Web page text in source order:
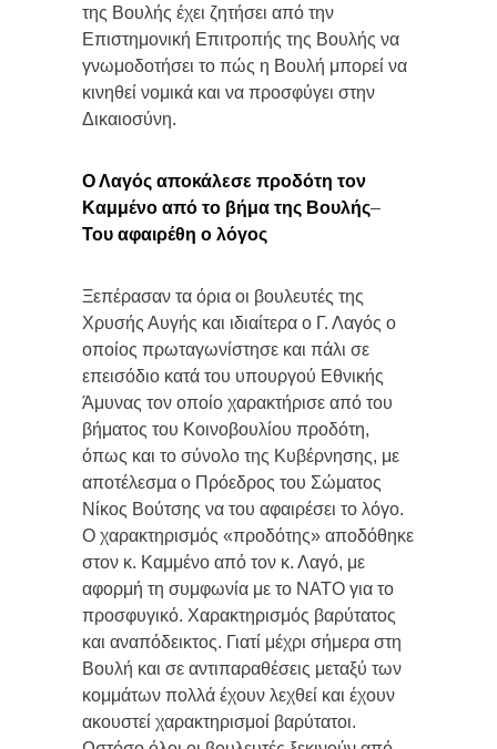
της Βουλής έχει ζητήσει από την
Επιστημονική Επιτροπής της Βουλής να
γνωμοδοτήσει το πώς η Βουλή μπορεί να
κινηθεί νομικά και να προσφύγει στην
Δικαιοσύνη.
Ο Λαγός αποκάλεσε προδότη τον
Καμμένο από το βήμα της Βουλής–
Του αφαιρέθη ο λόγος
Ξεπέρασαν τα όρια οι βουλευτές της
Χρυσής Αυγής και ιδιαίτερα ο Γ. Λαγός ο
οποίος πρωταγωνίστησε και πάλι σε
επεισόδιο κατά του υπουργού Εθνικής
Άμυνας τον οποίο χαρακτήρισε από του
βήματος του Κοινοβουλίου προδότη,
όπως και το σύνολο της Κυβέρνησης, με
αποτέλεσμα ο Πρόεδρος του Σώματος
Νίκος Βούτσης να του αφαιρέσει το λόγο.
Ο χαρακτηρισμός «προδότης» αποδόθηκε
στον κ. Καμμένο από τον κ. Λαγό, με
αφορμή τη συμφωνία με το ΝΑΤΟ για το
προσφυγικό. Χαρακτηρισμός βαρύτατος
και αναπόδεικτος. Γιατί μέχρι σήμερα στη
Βουλή και σε αντιπαραθέσεις μεταξύ των
κομμάτων πολλά έχουν λεχθεί και έχουν
ακουστεί χαρακτηρισμοί βαρύτατοι.